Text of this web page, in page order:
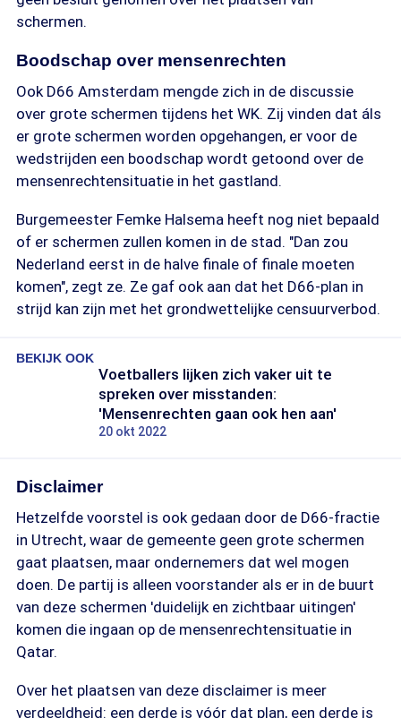
schermen.
Boodschap over mensenrechten
Ook D66 Amsterdam mengde zich in de discussie
over grote schermen tijdens het WK. Zij vinden dat áls
er grote schermen worden opgehangen, er voor de
wedstrijden een boodschap wordt getoond over de
mensenrechtensituatie in het gastland.
Burgemeester Femke Halsema heeft nog niet bepaald
of er schermen zullen komen in de stad. "Dan zou
Nederland eerst in de halve finale of finale moeten
komen", zegt ze. Ze gaf ook aan dat het D66-plan in
strijd kan zijn met het grondwettelijke censuurverbod.
BEKIJK OOK
Voetballers lijken zich vaker uit te
spreken over misstanden:
'Mensenrechten gaan ook hen aan'
20 okt 2022
Disclaimer
Hetzelfde voorstel is ook gedaan door de D66-fractie
in Utrecht, waar de gemeente geen grote schermen
gaat plaatsen, maar ondernemers dat wel mogen
doen. De partij is alleen voorstander als er in de buurt
van deze schermen 'duidelijk en zichtbaar uitingen'
komen die ingaan op de mensenrechtensituatie in
Qatar.
Over het plaatsen van deze disclaimer is meer
verdeeldheid: een derde is vóór dat plan, een derde is